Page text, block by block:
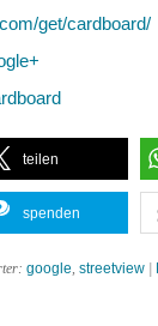
get/cardboard/
teilen
spenden
google, streetview